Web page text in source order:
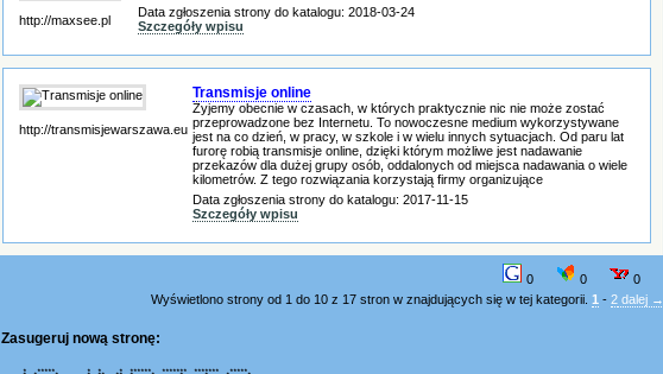
http://maxsee.pl
Data zgłoszenia strony do katalogu: 2018-03-24
Szczegóły wpisu
http://transmisjewarszawa.eu
Transmisje online
Żyjemy obecnie w czasach, w których praktycznie nic nie może zostać
przeprowadzone bez Internetu. To nowoczesne medium wykorzystywane
jest na co dzień, w pracy, w szkole i w wielu innych sytuacjach. Od paru lat
furorę robią transmisje online, dzięki którym możliwe jest nadawanie
przekazów dla dużej grupy osób, oddalonych od miejsca nadawania o wiele
kilometrów. Z tego rozwiązania korzystają firmy organizujące
Data zgłoszenia strony do katalogu: 2017-11-15
Szczegóły wpisu
0 0
0
Wyświetlono strony od 1 do 10 z 17 stron w znajdujących się w tej kategorii. 1 - 2 dalej →
Zasugeruj nową stronę:
* ***** * * * ****** ******* ******* *****